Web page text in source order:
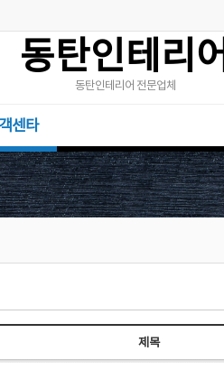
동탄인테리어
동탄인테리어 전문업체
센타
제목